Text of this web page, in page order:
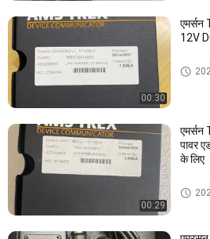
00:30
12V
एमरसन
00:29
पावर
के लिए
एमरसन